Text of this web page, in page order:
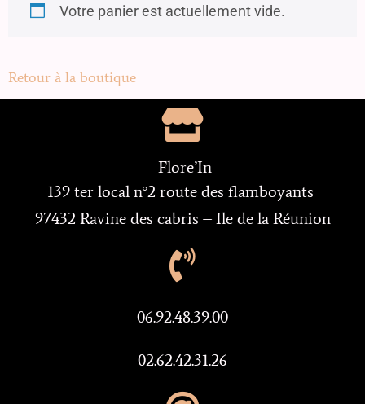
Votre panier est actuellement vide.
Retour à la boutique
Flore’In
139 ter local n°2 route des flamboyants
97432 Ravine des cabris – Ile de la Réunion
06.92.48.39.00
02.62.42.31.26